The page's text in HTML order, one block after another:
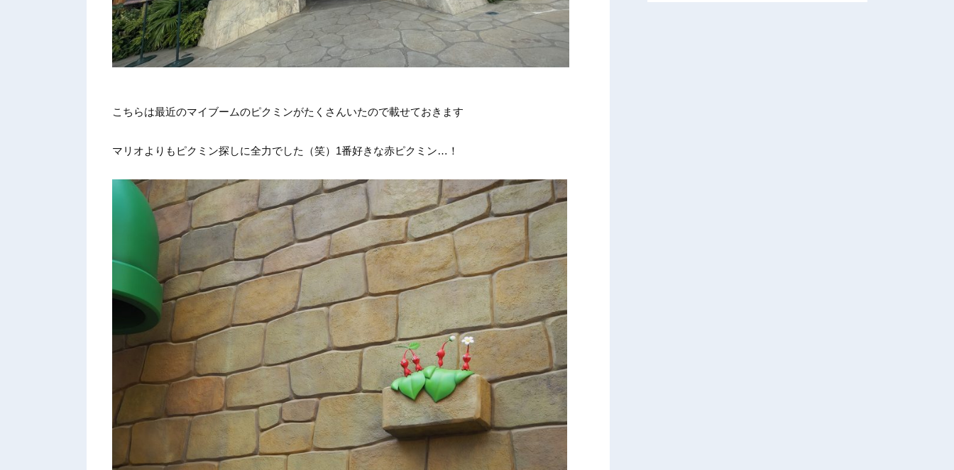
こちらは最近のマイブームのピクミ ンがたく さんいたので載せておきます
マリオよ りもピク ミン探しに全力でした（笑）1番好きな赤ピクミン… ！